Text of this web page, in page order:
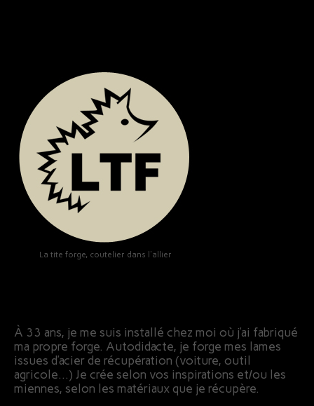
La tite forge, coutelier dans l'allier
À 33 ans, je me suis installé chez moi où j’ai fabriqué
ma propre forge. Autodidacte, je forge mes lames
issues d’acier de récupération (voiture, outil
agricole…) Je crée selon vos inspirations et/ou les
miennes, selon les matériaux que je récupère.